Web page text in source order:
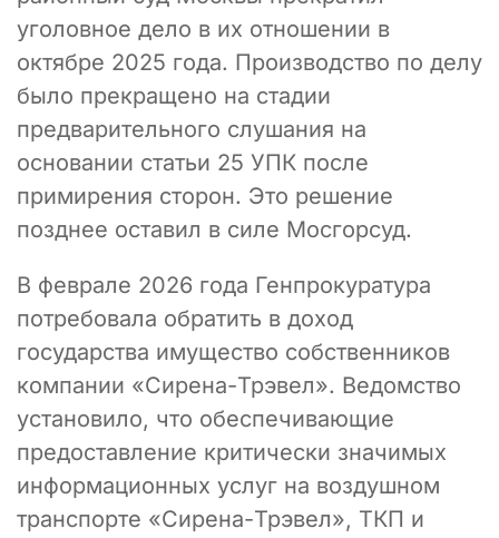
уголовное дело в их отношении в
октябре 2025 года. Производство по делу
было прекращено на стадии
предварительного слушания на
основании статьи 25 УПК после
примирения сторон. Это решение
позднее оставил в силе Мосгорсуд.
В феврале 2026 года Генпрокуратура
потребовала обратить в доход
государства имущество собственников
компании «Сирена-Трэвел». Ведомство
установило, что обеспечивающие
предоставление критически значимых
информационных услуг на воздушном
транспорте «Сирена-Трэвел», ТКП и